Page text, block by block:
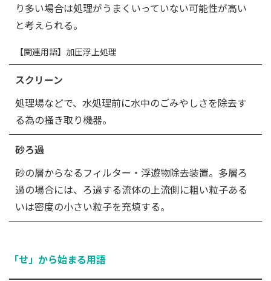
り多い場合は処理がうまくいっていない可能性が高い
と考えられる。
【関連用語】加圧浮上処理
スクリーン
処理場などで、水処理前に水中のごみやしさを除去す
る為の掻き取り機器。
砂ろ過
砂の層からなるフィルター・浮遊物除去装置。多層ろ
過の場合には、ろ過する流体の上流側に粗い粒子ある
いは密度の小さい粒子を充填する。
「せ」から始まる用語